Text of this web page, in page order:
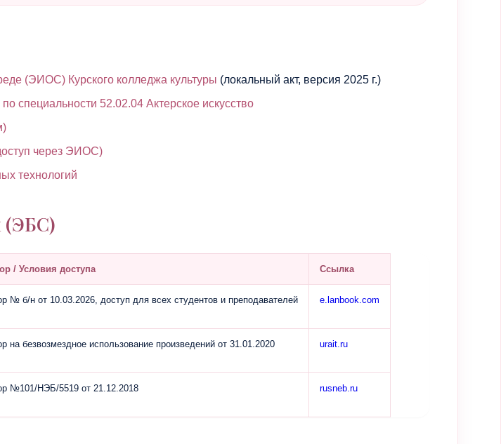
(ЭИОС) Курского колледжа культуры (локальный акт, версия 2025 г.)
специальности 52.02.04 Актерское искусство
через ЭИОС)
технологий
(ЭБС)
/ Условия доступа Ссылка
№ б/н от 10.03.2026, доступ для всех студентов и преподавателей e.lanbook.com
на безвозмездное использование произведений от 31.01.2020 urait.ru
№101/НЭБ/5519 от 21.12.2018 rusneb.ru